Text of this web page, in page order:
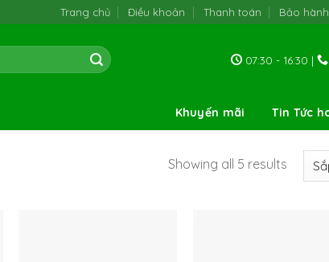
Trang chủ Điều khoản Thanh toán Bảo hành
07:30 - 16:30 |
Khuyến mãi Tin Tức
Showing all 5 results